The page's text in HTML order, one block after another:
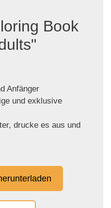
Book
Anfänger
und exklusive
drucke es aus und